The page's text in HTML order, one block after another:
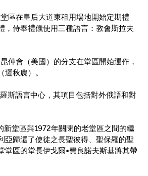
區在皇后大道東租用場地開始定期禮
，侍奉禮儀使用三種語言：教會斯拉夫
仲會（美國）的分支在堂區開始運作，
遲秋農）。
斯語言中心，其項目包括對外俄語和對
新堂區與1972年關閉的老堂區之間的繼
亞歸還了使徒之長聖彼得、聖保羅的聖
堂區的堂長伊戈爾•費良諾夫斯基將其帶